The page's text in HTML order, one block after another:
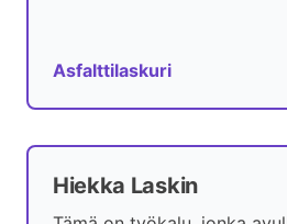
Asfalttilaskuri
Hiekka Laskin